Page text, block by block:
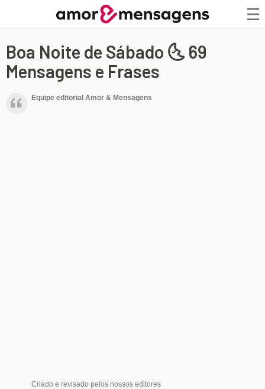
Boa Noite de Sábado 🌜 69
Mensagens e Frases
Equipe editorial Amor & Mensagens
Criado e revisado pelos nossos editores